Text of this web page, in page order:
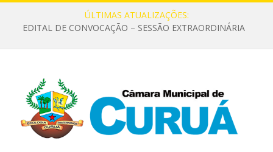
ÚLTIMAS ATUALIZAÇÕES:
EDITAL DE CONVOCAÇÃO – SESSÃO EXTRAORDINÁRIA